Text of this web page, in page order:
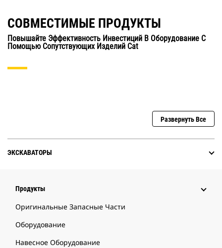
СОВМЕСТИМЫЕ ПРОДУКТЫ
Повышайте Эффективность Инвестиций В Оборудование С
Помощью Сопутствующих Изделий Cat
Развернуть Все
ЭКСКАВАТОРЫ
Продукты
Оригинальные Запасные Части
Оборудование
Навесное Оборудование